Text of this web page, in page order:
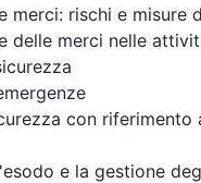
merci: rischi e misure
delle merci nelle
con
e la gestione